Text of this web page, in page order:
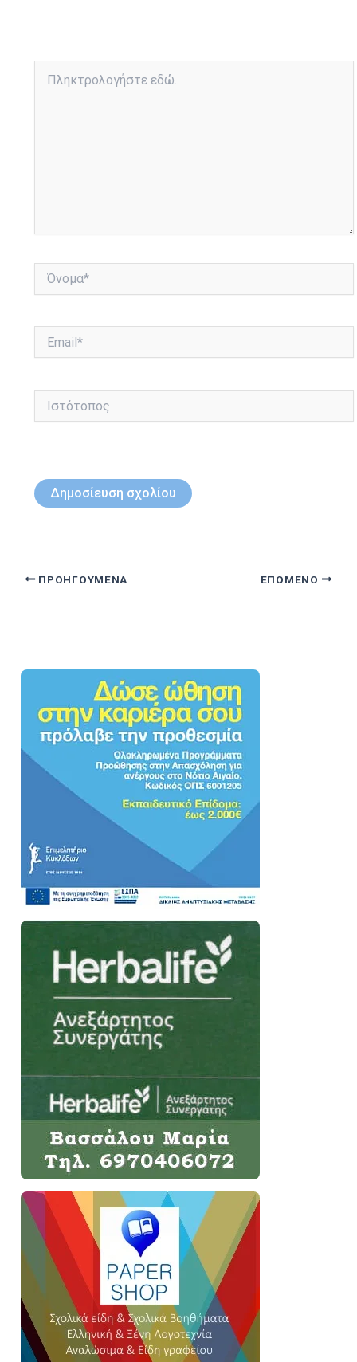
εδώ..
Όνομα*
ΠΡΟΗΓΟΎΜΕΝΑ ΕΠΌΜΕΝΟ